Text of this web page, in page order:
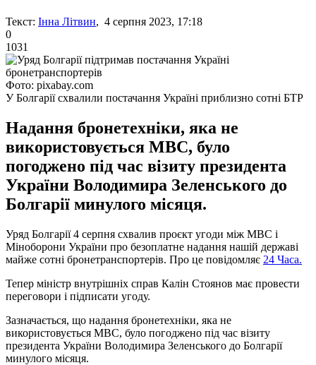
Текст: Інна Літвин, 4 серпня 2023, 17:18
0
1031
Фото: pixabay.com
У Болгарії схвалили постачання Україні приблизно сотні БТР
Надання бронетехніки, яка не
використовується МВС, було
погоджено під час візиту президента
України Володимира Зеленського до
Болгарії минулого місяця.
Уряд Болгарії 4 серпня схвалив проєкт угоди між МВС і
Міноборони України про безоплатне надання нашій державі
майже сотні бронетранспортерів. Про це повідомляє 24 Часа.
Тепер міністр внутрішніх справ Калін Стоянов має провести
переговори і підписати угоду.
Зазначається, що надання бронетехніки, яка не
використовується МВС, було погоджено під час візиту
президента України Володимира Зеленського до Болгарії
минулого місяця.